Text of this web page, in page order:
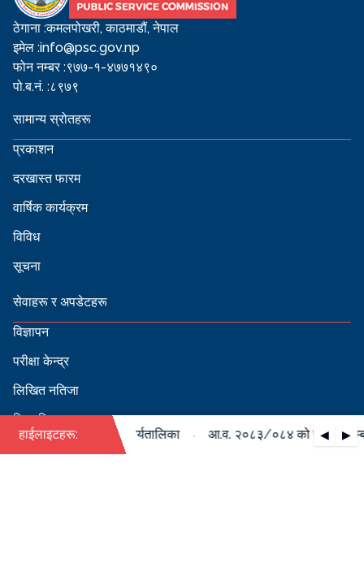
ठेगाना :कमलपोखरी, काठमाडौं, नेपाल
इमेल :info@psc.gov.np
फोन नम्बर :९७७-१-४७७१४९०
पो.ब.नं. :८९७९
सामान्य स्रोतहरू
प्रकाशन
दरखास्त फारम
वार्षिक कार्यक्रम
विविध
सूचना
सेवाहरू र अपडेटहरू
विज्ञापन
परीक्षा केन्द्र
लिखित नतिजा
सिफारिस
हाईलाइटहरू: ◀ ▶
सम्बन्धी वार्षिक कार्यतालिका आ.व. २०८३/०८४ को पदपूर्ति